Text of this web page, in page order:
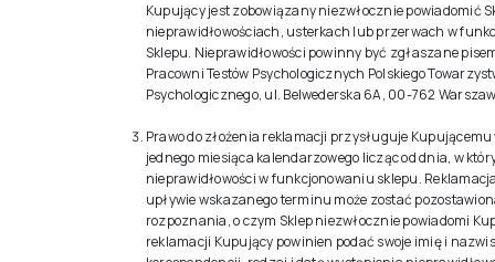
Kupujący jest zobowiązany niezwłocznie powiadomić
nieprawidłowościach, usterkach lub przerwach w
Sklepu. Nieprawidłowości powinny być zgłaszane
Pracowni Testów Psychologicznych Polskiego
Psychologicznego, ul. Belwederska 6A, 00-762
Prawo do złożenia reklamacji przysługuje
jednego miesiąca kalendarzowego licząc od dnia, w
nieprawidłowości w funkcjonowaniu sklepu.
upływie wskazanego terminu może zostać
rozpoznania, o czym Sklep niezwłocznie powiadomi
reklamacji Kupujący powinien podać swoje imię i